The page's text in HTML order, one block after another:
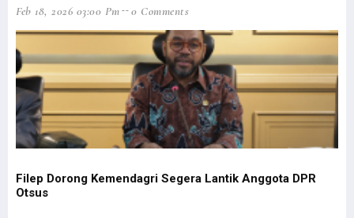
Feb 18, 2026 03:00 Pm 0 Comments
Filep Dorong Kemendagri Segera Lantik Anggota DPR
Otsus